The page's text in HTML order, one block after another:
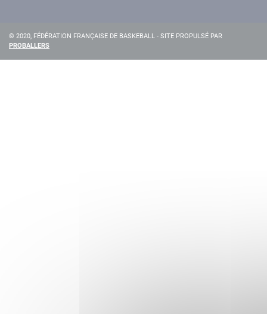
© 2020, FÉDÉRATION FRANÇAISE DE BASKEBALL - SITE PROPULSÉ PAR
PROBALLERS